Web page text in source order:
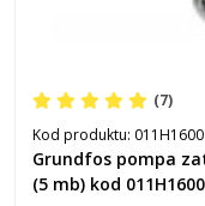
(7)
Kod produktu: 011H1600
Grundfos pompa
(5 mb) kod 011H1600